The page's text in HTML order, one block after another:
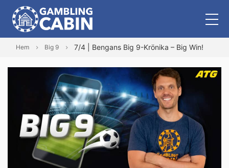
Hem Big 9 7/4 | Bengans Big 9-Krönika – Big Win!